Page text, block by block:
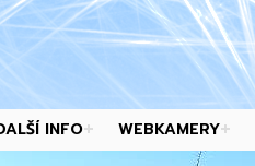
INFO WEBKAMERY